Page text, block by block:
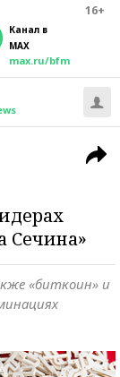
16+
Канал в
MAX
max.ru/bfm
Сечина»
«биткоин» и